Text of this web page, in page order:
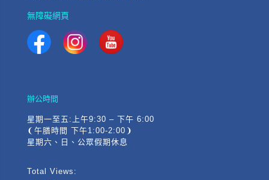
無障礙網頁
辦公時間
星期一至五:上午9:30 – 下午 6:00
❨午膳時間 下午1:00-2:00❩
星期六、日、公眾假期休息
Total Views: